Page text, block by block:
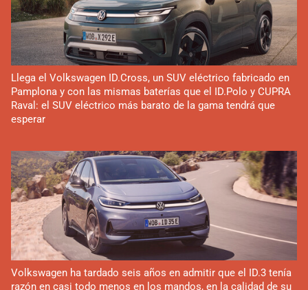
Llega el Volkswagen ID.Cross, un SUV eléctrico fabricado en
Pamplona y con las mismas baterías que el ID.Polo y CUPRA
Raval: el SUV eléctrico más barato de la gama tendrá que
esperar
Volkswagen ha tardado seis años en admitir que el ID.3 tenía
razón en casi todo menos en los mandos, en la calidad de su